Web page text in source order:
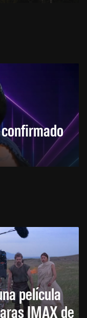
película
IMAX de